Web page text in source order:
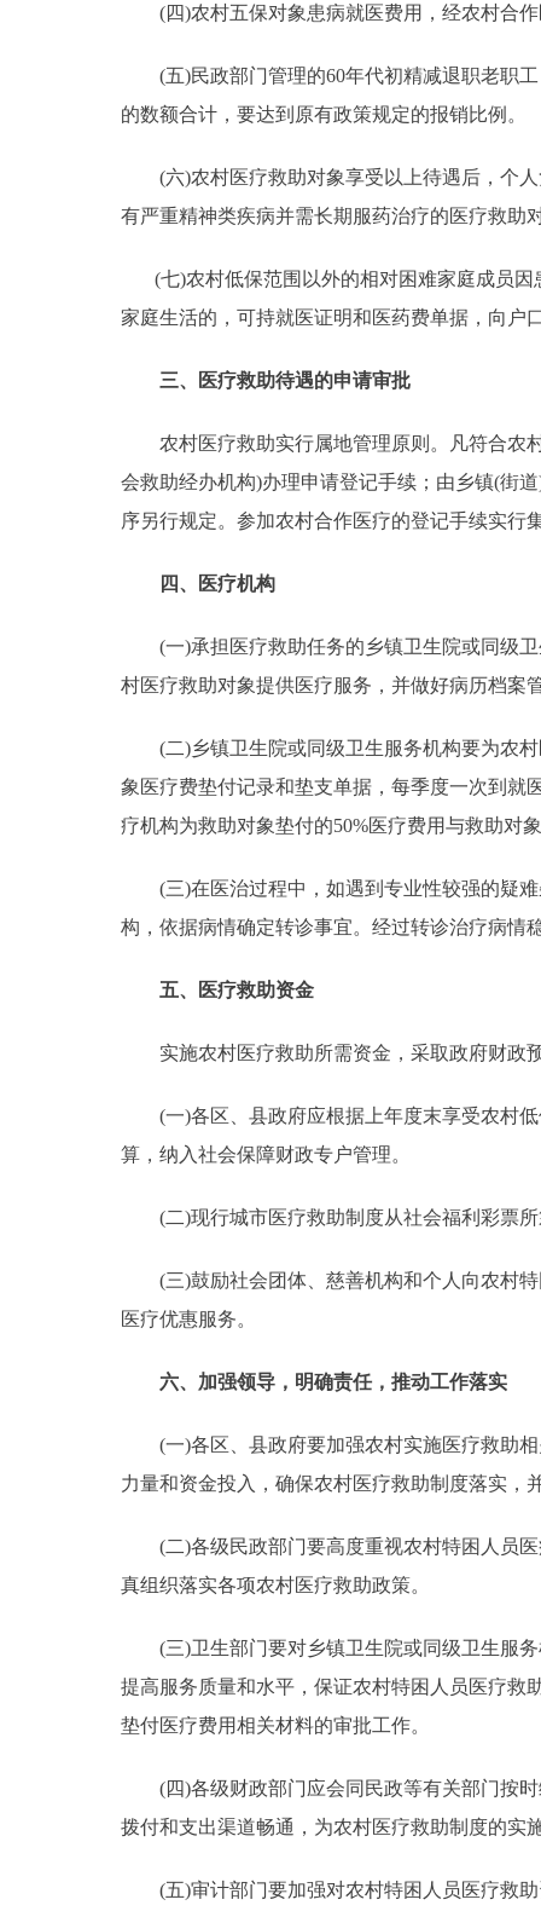
(四)农村五保对象患病就医费用，经农村合作
(五)民政部门管理的60年代初精减退职老职工
的数额合计，要达到原有政策规定的报销比例。
(六)农村医疗救助对象享受以上待遇后，个人
有严重精神类疾病并需长期服药治疗的医疗救
(七)农村低保范围以外的相对困难家庭成员因
家庭生活的，可持就医证明和医药费单据，向户
三、医疗救助待遇的申请审批
农村医疗救助实行属地管理原则。凡符合农村
会救助经办机构)办理申请登记手续；由乡镇(街
序另行规定。参加农村合作医疗的登记手续实行
四、医疗机构
(一)承担医疗救助任务的乡镇卫生院或同级卫
村医疗救助对象提供医疗服务，并做好病历档案
(二)乡镇卫生院或同级卫生服务机构要为农村
象医疗费垫付记录和垫支单据，每季度一次到就
疗机构为救助对象垫付的50%医疗费用与救助对
(三)在医治过程中，如遇到专业性较强的疑难
构，依据病情确定转诊事宜。经过转诊治疗病情
五、医疗救助资金
实施农村医疗救助所需资金，采取政府财政
(一)各区、县政府应根据上年度末享受农村低
算，纳入社会保障财政专户管理。
(二)现行城市医疗救助制度从社会福利彩票所
(三)鼓励社会团体、慈善机构和个人向农村特
医疗优惠服务。
六、加强领导，明确责任，推动工作落实
(一)各区、县政府要加强农村实施医疗救助相
力量和资金投入，确保农村医疗救助制度落实，
(二)各级民政部门要高度重视农村特困人员医
真组织落实各项农村医疗救助政策。
(三)卫生部门要对乡镇卫生院或同级卫生服务
提高服务质量和水平，保证农村特困人员医疗救
垫付医疗费用相关材料的审批工作。
(四)各级财政部门应会同民政等有关部门按时
拨付和支出渠道畅通，为农村医疗救助制度的实
(五)审计部门要加强对农村特困人员医疗救助